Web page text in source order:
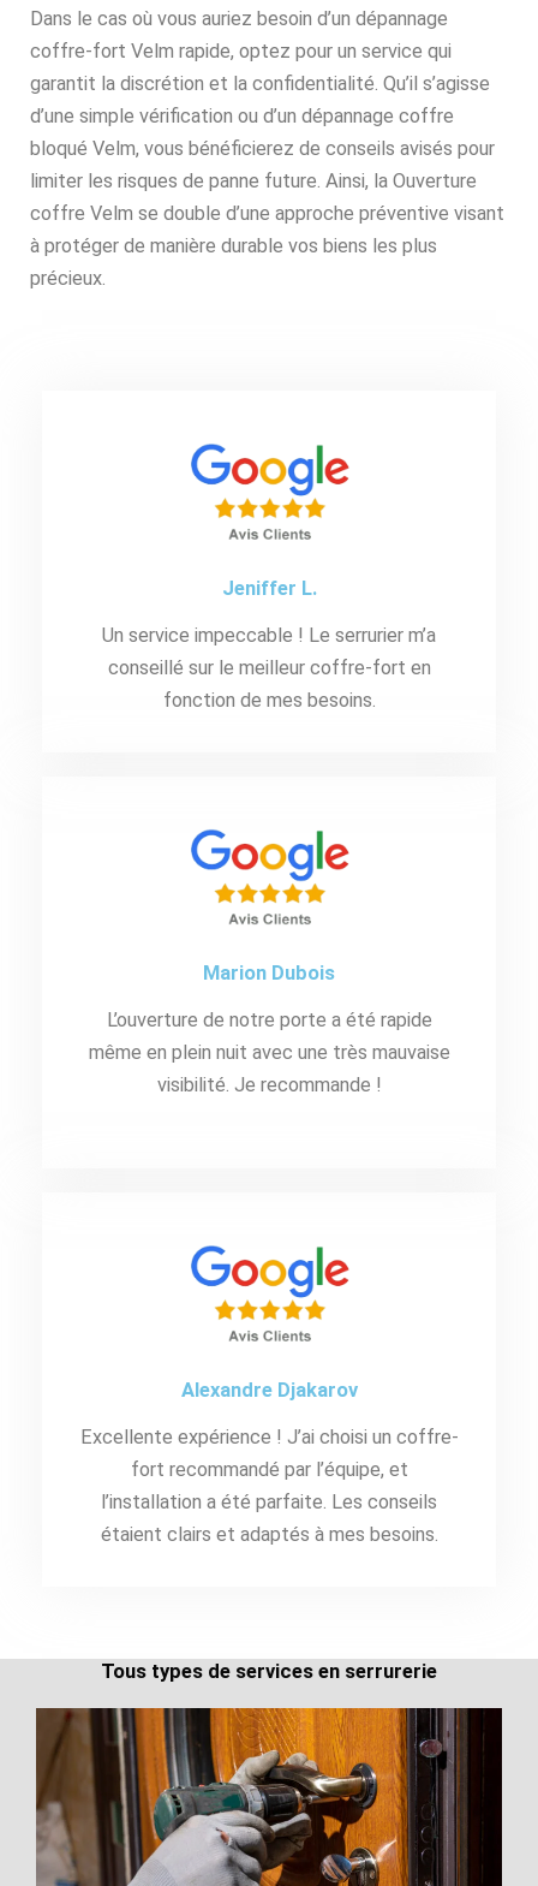
Dans le cas où vous auriez besoin d’un dépannage
coffre-fort Velm rapide, optez pour un service qui
garantit la discrétion et la confidentialité. Qu’il s’agisse
d’une simple vérification ou d’un dépannage coffre
bloqué Velm, vous bénéficierez de conseils avisés pour
limiter les risques de panne future. Ainsi, la Ouverture
coffre Velm se double d’une approche préventive visant
à protéger de manière durable vos biens les plus
précieux.
Jeniffer L.
Un service impeccable ! Le serrurier m’a
conseillé sur le meilleur coffre-fort en
fonction de mes besoins.
Marion Dubois
L’ouverture de notre porte a été rapide
même en plein nuit avec une très mauvaise
visibilité. Je recommande !
Alexandre Djakarov
Excellente expérience ! J’ai choisi un coffre-
fort recommandé par l’équipe, et
l’installation a été parfaite. Les conseils
étaient clairs et adaptés à mes besoins.
Tous types de services en serrurerie